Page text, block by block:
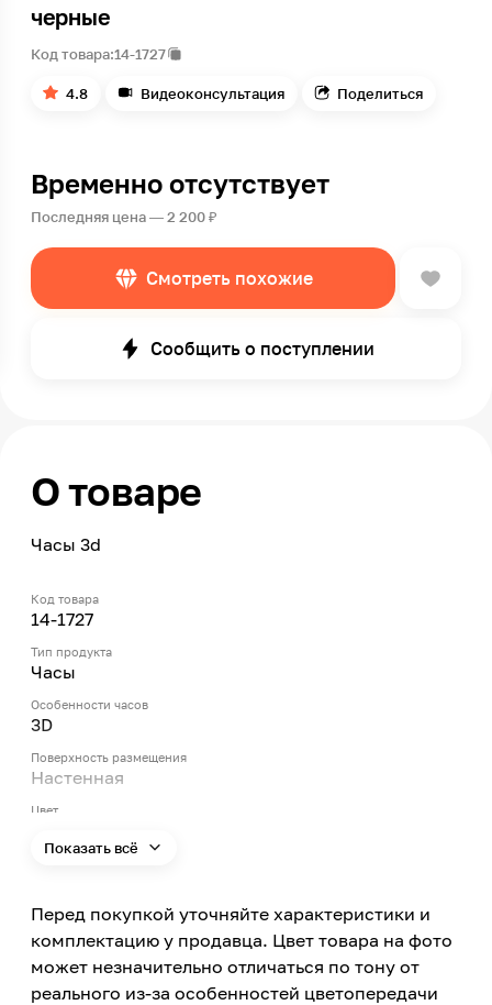
черные
Код товара:14-1727
4.8 Видеоконсультация Поделиться
Временно отсутствует
Последняя цена — 2 200 ₽
Смотреть похожие
Сообщить о поступлении
О товаре
Часы 3d
Код товара
14-1727
Тип продукта
Часы
Особенности часов
3D
Поверхность размещения
Настенная
Цвет
Механизм часов
Кварцевый
Индикация часов
Аналоговый, Арабские цифры
Показать всё
Перед покупкой уточняйте характеристики и
комплектацию у продавца. Цвет товара на фото
может незначительно отличаться по тону от
реального из-за особенностей цветопередачи